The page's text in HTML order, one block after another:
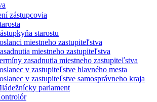
zástupcovia
starostu
miestneho zastupiteľstva
miestneho zastupiteľstva
zasadnutia miestneho zastupiteľstva
v zastupiteľstve hlavného mesta
v zastupiteľstve samosprávneho kraja
parlament